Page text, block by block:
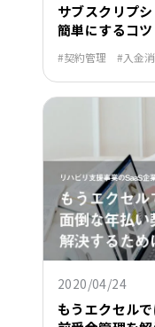
サブスクリプ
簡単にするコ
契約管理 入金
2020/04/24
もうエクセル